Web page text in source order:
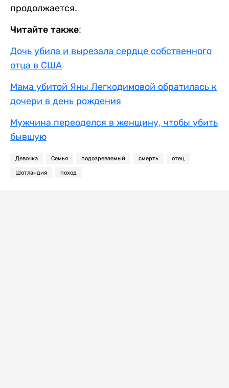
продолжается.
Читайте также:
Дочь убила и вырезала сердце собственного
отца в США
Мама убитой Яны Легкодимовой обратилась к
дочери в день рождения
Мужчина переоделся в женщину, чтобы убить
бывшую
Девочка Семья подозреваемый смерть отец
Шотландия поход